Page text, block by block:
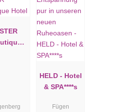
HELD - Hotel
& SPA****s
Fügen